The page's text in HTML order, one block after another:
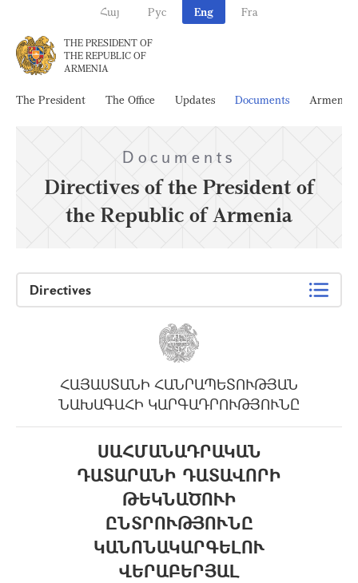
Հայ Рус Eng Fra
THE PRESIDENT OF
THE REPUBLIC OF
ARMENIA
The President The Office Updates Documents Armenia
Documents
Directives of the President of
the Republic of Armenia
Directives
ՀԱՅԱՍՏԱՆԻ ՀԱՆՐԱՊԵՏՈՒԹՅԱՆ
ՆԱԽԱԳԱՀԻ ԿԱՐԳԱԴՐՈՒԹՅՈՒՆԸ
ՍԱՀՄԱՆԱԴՐԱԿԱՆ
ԴԱՏԱՐԱՆԻ ԴԱՏԱՎՈՐԻ
ԹԵԿՆԱԾՈՒԻ
ԸՆՏՐՈՒԹՅՈՒՆԸ
ԿԱՆՈՆԱԿԱՐԳԵԼՈՒ
ՎԵՐԱԲԵՐՅԱԼ